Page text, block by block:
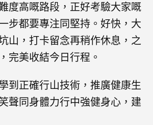
度高嘅路段，正好考驗大家嘅
步都要專注同堅持。好快，大
山，打卡留念再稍作休息，之
完美收結今日行程。
到正確行山技術，推廣健康生
聲同身體力行中強健身心，建